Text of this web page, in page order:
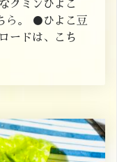
クミンひよこ
ら。 ●ひよこ豆
ードは、こち